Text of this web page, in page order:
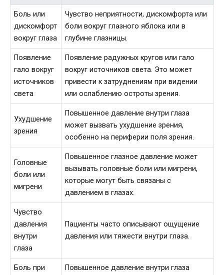
Боль или
дискомфорт
вокруг глаза
Чувство неприятности, дискомфорта или
боли вокруг глазного яблока или в
глубине глазницы.
Появление
гало вокруг
источников
света
Появление радужных кругов или гало
вокруг источников света. Это может
привести к затруднениям при видении
или ослаблению остроты зрения.
Ухудшение
зрения
Повышенное давление внутри глаза
может вызвать ухудшение зрения,
особенно на периферии поля зрения.
Головные
боли или
мигрени
Повышенное глазное давление может
вызывать головные боли или мигрени,
которые могут быть связаны с
давлением в глазах.
Чувство
давления
внутри
глаза
Пациенты часто описывают ощущение
давления или тяжести внутри глаза.
Боль при
Повышенное давление внутри глаза